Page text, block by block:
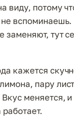
виду, потому
заменяют, тут
кажется
пару
меняется, и